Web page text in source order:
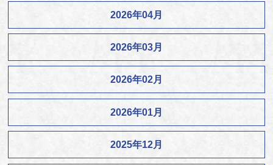
2026年04月
2026年03月
2026年02月
2026年01月
2025年12月